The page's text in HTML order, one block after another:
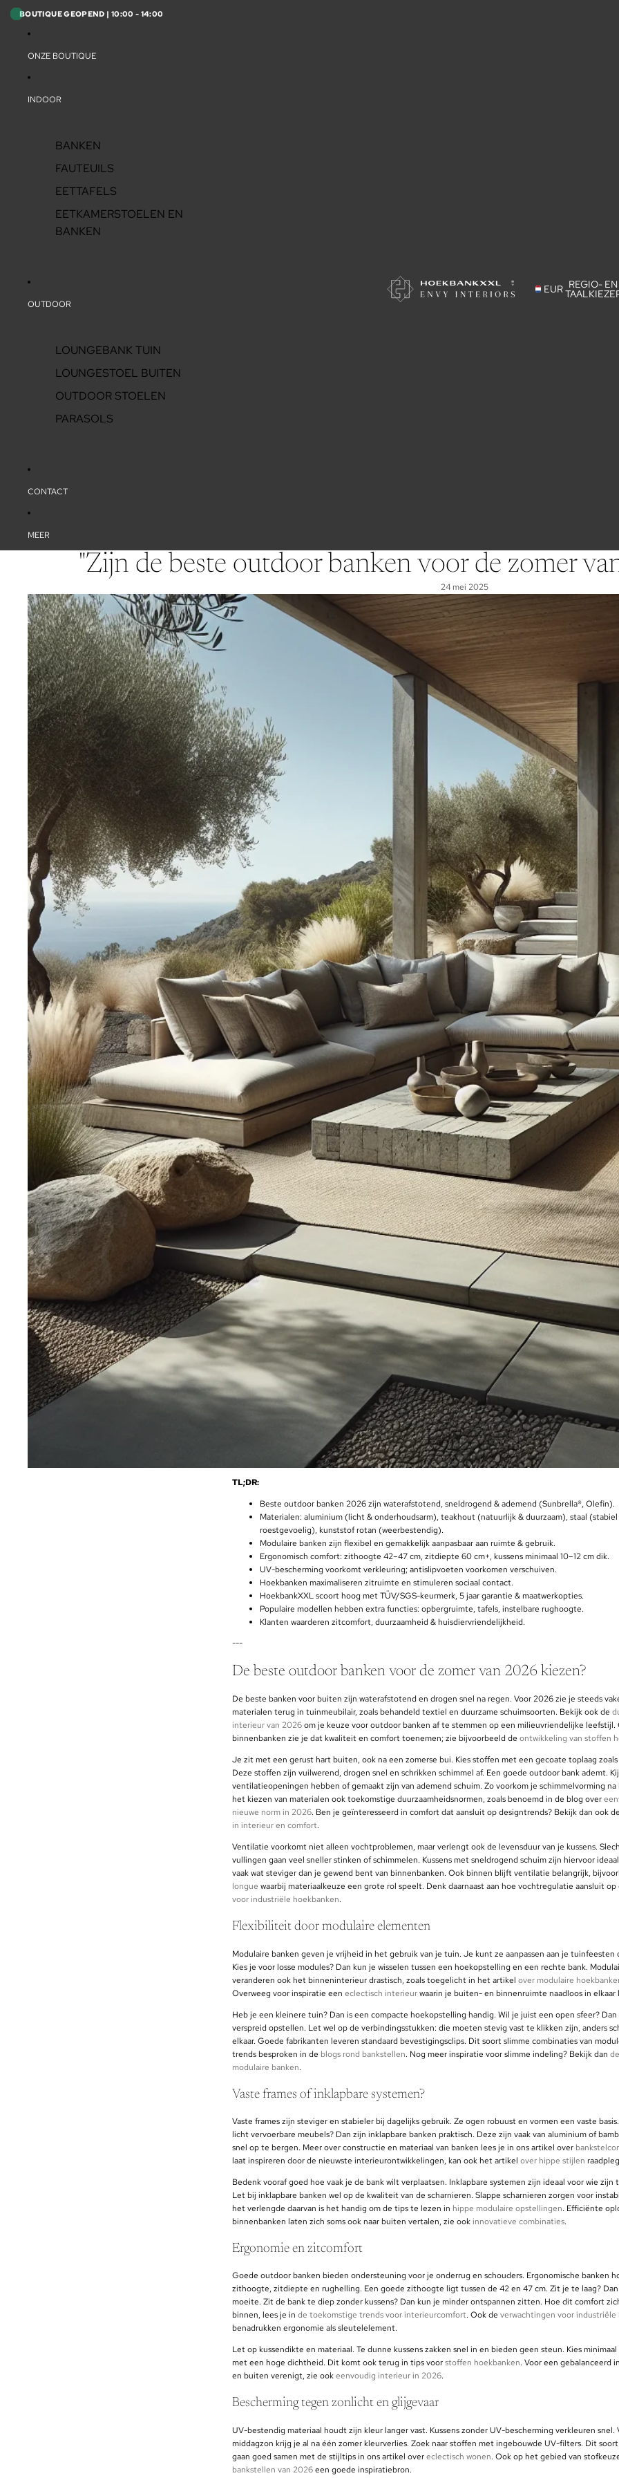
BOUTIQUE GEOPEND | 10:00 - 14:00
ONZE BOUTIQUE
INDOOR
BANKEN
FAUTEUILS
EETTAFELS
EETKAMERSTOELEN EN
BANKEN
OUTDOOR
LOUNGEBANK TUIN
LOUNGESTOEL BUITEN
OUTDOOR STOELEN
PARASOLS
CONTACT
MEER
EUR REGIO- EN
"Zijn de beste outdoor banken voor de zomer
24 mei 2025
TL;DR:
Beste outdoor banken 2026 zijn waterafstotend, sneldrogend & ademend (Sunbrella®, Olefin).
Materialen: aluminium (licht & onderhoudsarm), teakhout (natuurlijk & duurzaam), staal (stabiel
roestgevoelig), kunststof rotan (weerbestendig).
Modulaire banken zijn flexibel en gemakkelijk aanpasbaar aan ruimte & gebruik.
Ergonomisch comfort: zithoogte 42–47 cm, zitdiepte 60 cm+, kussens minimaal 10–12 cm dik.
UV-bescherming voorkomt verkleuring; antislipvoeten voorkomen verschuiven.
Hoekbanken maximaliseren zitruimte en stimuleren sociaal contact.
HoekbankXXL scoort hoog met TÜV/SGS-keurmerk, 5 jaar garantie & maatwerkopties.
Populaire modellen hebben extra functies: opbergruimte, tafels, instelbare rughoogte.
Klanten waarderen zitcomfort, duurzaamheid & huisdiervriendelijkheid.
---
De beste outdoor banken voor de zomer van 2026 kiezen?
De beste banken voor buiten zijn waterafstotend en drogen snel na regen. Voor 2026 zie je steeds
materialen terug in tuinmeubilair, zoals behandeld textiel en duurzame schuimsoorten. Bekijk ook de
interieur van 2026om je keuze voor outdoor banken af te stemmen op een milieuvriendelijke leefstijl.
binnenbanken zie je dat kwaliteit en comfort toenemen; zie bijvoorbeeld de ontwikkeling van stoffen
Je zit met een gerust hart buiten, ook na een zomerse bui. Kies stoffen met een gecoate toplaag zoals
Deze stoffen zijn vuilwerend, drogen snel en schrikken schimmel af. Een goede outdoor bank ademt.
ventilatieopeningen hebben of gemaakt zijn van ademend schuim. Zo voorkom je schimmelvorming
het kiezen van materialen ook toekomstige duurzaamheidsnormen, zoals benoemd in de blog over
nieuwe norm in 2026. Ben je geïnteresseerd in comfort dat aansluit op designtrends? Bekijk dan ook
in interieur en comfort.
Ventilatie voorkomt niet alleen vochtproblemen, maar verlengt ook de levensduur van je kussens.
vullingen gaan veel sneller stinken of schimmelen. Kussens met sneldrogend schuim zijn hiervoor
vaak wat steviger dan je gewend bent van binnenbanken. Ook binnen blijft ventilatie belangrijk,
longue waarbij materiaalkeuze een grote rol speelt. Denk daarnaast aan hoe vochtregulatie aansluit
voor industriële hoekbanken.
Flexibiliteit door modulaire elementen
Modulaire banken geven je vrijheid in het gebruik van je tuin. Je kunt ze aanpassen aan je tuinfeesten
Kies je voor losse modules? Dan kun je wisselen tussen een hoekopstelling en een rechte bank.
veranderen ook het binneninterieur drastisch, zoals toegelicht in het artikel over modulaire
Overweeg voor inspiratie een eclectisch interieurwaarin je buiten- en binnenruimte naadloos in elkaar
Heb je een kleinere tuin? Dan is een compacte hoekopstelling handig. Wil je juist een open sfeer?
verspreid opstellen. Let wel op de verbindingsstukken: die moeten stevig vast te klikken zijn, anders
elkaar. Goede fabrikanten leveren standaard bevestigingsclips. Dit soort slimme combinaties van
trends besproken in de blogs rond bankstellen. Nog meer inspiratie voor slimme indeling? Bekijk dan
modulaire banken.
Vaste frames of inklapbare systemen?
Vaste frames zijn steviger en stabieler bij dagelijks gebruik. Ze ogen robuust en vormen een vaste
licht vervoerbare meubels? Dan zijn inklapbare banken praktisch. Deze zijn vaak van aluminium of
snel op te bergen. Meer over constructie en materiaal van banken lees je in ons artikel over
laat inspireren door de nieuwste interieurontwikkelingen, kan ook het artikel over hippe stijlen
Bedenk vooraf goed hoe vaak je de bank wilt verplaatsen. Inklapbare systemen zijn ideaal voor wie zijn
Let bij inklapbare banken wel op de kwaliteit van de scharnieren. Slappe scharnieren zorgen voor
het verlengde daarvan is het handig om de tips te lezen in hippe modulaire opstellingen. Efficiënte
binnenbanken laten zich soms ook naar buiten vertalen, zie ook innovatieve combinaties.
Ergonomie en zitcomfort
Goede outdoor banken bieden ondersteuning voor je onderrug en schouders. Ergonomische banken
zithoogte, zitdiepte en rughelling. Een goede zithoogte ligt tussen de 42 en 47 cm. Zit je te laag?
moeite. Zit de bank te diep zonder kussens? Dan kun je minder ontspannen zitten. Hoe dit comfort
binnen, lees je in de toekomstige trends voor interieurcomfort. Ook de verwachtingen voor industriële
benadrukken ergonomie als sleutelelement.
Let op kussendikte en materiaal. Te dunne kussens zakken snel in en bieden geen steun. Kies minimaal
met een hoge dichtheid. Dit komt ook terug in tips voorstoffen hoekbanken. Voor een gebalanceerd
en buiten verenigt, zie ookeenvoudig interieur in 2026.
Bescherming tegen zonlicht en glijgevaar
UV-bestendig materiaal houdt zijn kleur langer vast. Kussens zonder UV-bescherming verkleuren snel.
middagzon krijg je al na één zomer kleurverlies. Zoek naar stoffen met ingebouwde UV-filters. Dit
gaan goed samen met de stijltips in ons artikel overeclectisch wonen. Ook op het gebied van
bankstellen van 2026een goede inspiratiebron.